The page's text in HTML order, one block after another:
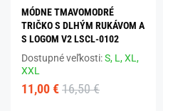
MÓDNE TMAVOMODRÉ
TRIČKO S DLHÝM RUKÁVOM A
S LOGOM V2 LSCL-0102
Dostupné veľkosti:S, L,XL,
XXL
11,00 € 16,50 €